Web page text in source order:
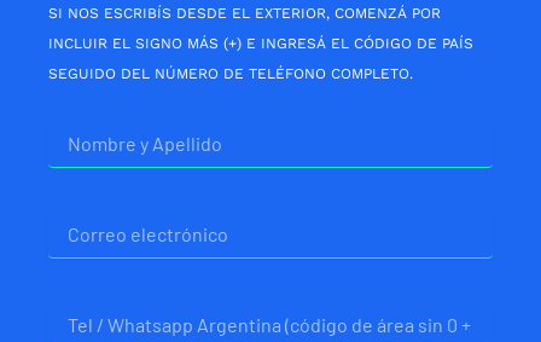
SI NOS ESCRIBÍS DESDE EL EXTERIOR, COMENZÁ POR
INCLUIR EL SIGNO MÁS (+) E INGRESÁ EL CÓDIGO DE PAÍS
SEGUIDO DEL NÚMERO DE TELÉFONO COMPLETO.
electrónico